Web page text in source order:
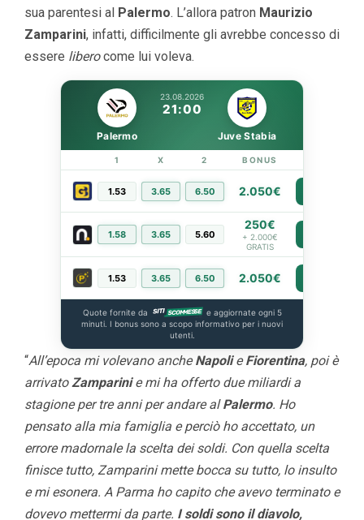
sua parentesi al Palermo. L’allora patron Maurizio
Zamparini, infatti, difficilmente gli avrebbe concesso di
essere liberocome lui voleva.
23.08.2026
21:00
Palermo Juve Stabia
1 X 2 BONUS
1.53 3.65 6.50 2.050€
1.58 3.65 5.60
250€
+ 2.000€
GRATIS
1.53 3.65 6.50 2.050€
Quote fornite da
e aggiornate ogni 5
minuti. I bonus sono a scopo informativo per i nuovi
utenti.
“All’epoca mi volevano ancheNapolieFiorentina, poi è
arrivatoZamparinie mi ha offerto due miliardi a
stagione per tre anni per andare alPalermo. Ho
pensato alla mia famiglia e perciò ho accettato, un
errore madornale la scelta dei soldi. Con quella scelta
finisce tutto, Zamparini mette bocca su tutto, lo insulto
e mi esonera. A Parma ho capito che avevo terminato e
dovevo mettermi da parte. I soldi sono il diavolo,